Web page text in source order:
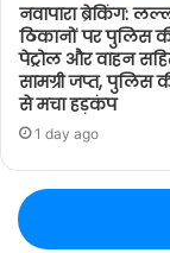
नवापारा ब्रेकिंग:
ठिकानों पर पुलिस
पेट्रोल और वाहन
सामग्री जप्त, पुलिस
से मचा हड़कंप
1 day ago